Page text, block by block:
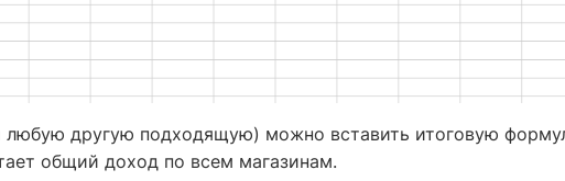
любую другую подходящую) можно вставить итоговую
общий доход по всем магазинам.